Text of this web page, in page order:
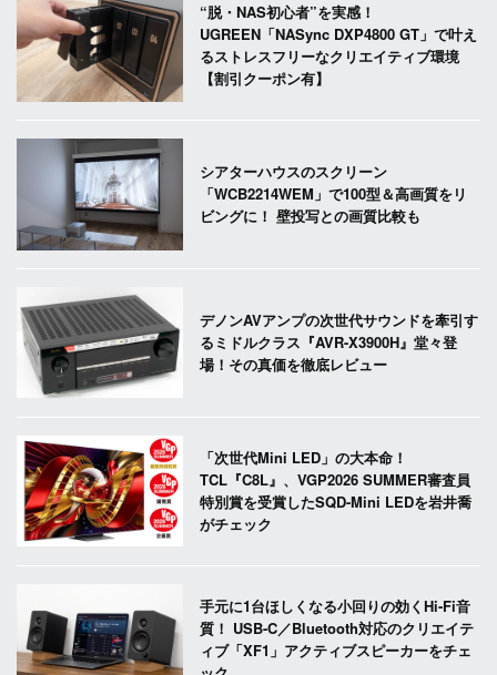
“脱・NAS初心者”を実感！
UGREEN「NASync DXP4800 GT」で叶え
るストレスフリーなクリエイティブ環境
【割引クーポン有】
シアターハウスのスクリーン
「WCB2214WEM」で100型＆高画質をリ
ビングに！ 壁投写との画質比較も
デノンAVアンプの次世代サウンドを牽引す
るミドルクラス『AVR-X3900H』堂々登
場！その真価を徹底レビュー
「次世代Mini LED」の大本命！
TCL『C8L』、VGP2026 SUMMER審査員
特別賞を受賞したSQD-Mini LEDを岩井喬
がチェック
手元に1台ほしくなる小回りの効くHi-Fi音
質！ USB-C／Bluetooth対応のクリエイテ
ィブ「XF1」アクティブスピーカーをチェ